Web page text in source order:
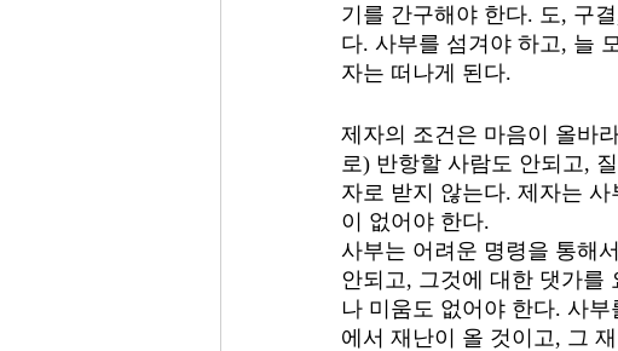
기를 간구해야 한다. 도, 구
다. 사부를 섬겨야 하고, 늘
자는 떠나게 된다.
제자의 조건은 마음이 올바
로) 반항할 사람도 안되고,
자로 받지 않는다. 제자는
이 없어야 한다.
사부는 어려운 명령을 통해
안되고, 그것에 대한 댓가를
나 미움도 없어야 한다. 사
에서 재난이 올 것이고, 그